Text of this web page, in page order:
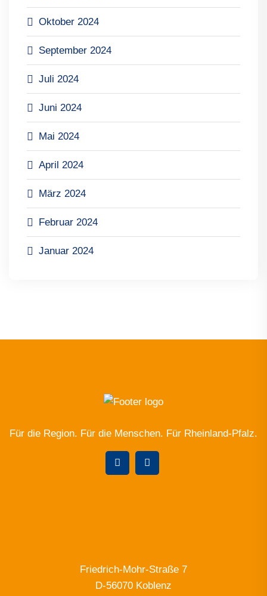
Oktober 2024
September 2024
Juli 2024
Juni 2024
Mai 2024
April 2024
März 2024
Februar 2024
Januar 2024
Für die Region. Für die Menschen. Für Rheinland-Pfalz.
Friedrich-Mohr-Straße 7
D-56070 Koblenz